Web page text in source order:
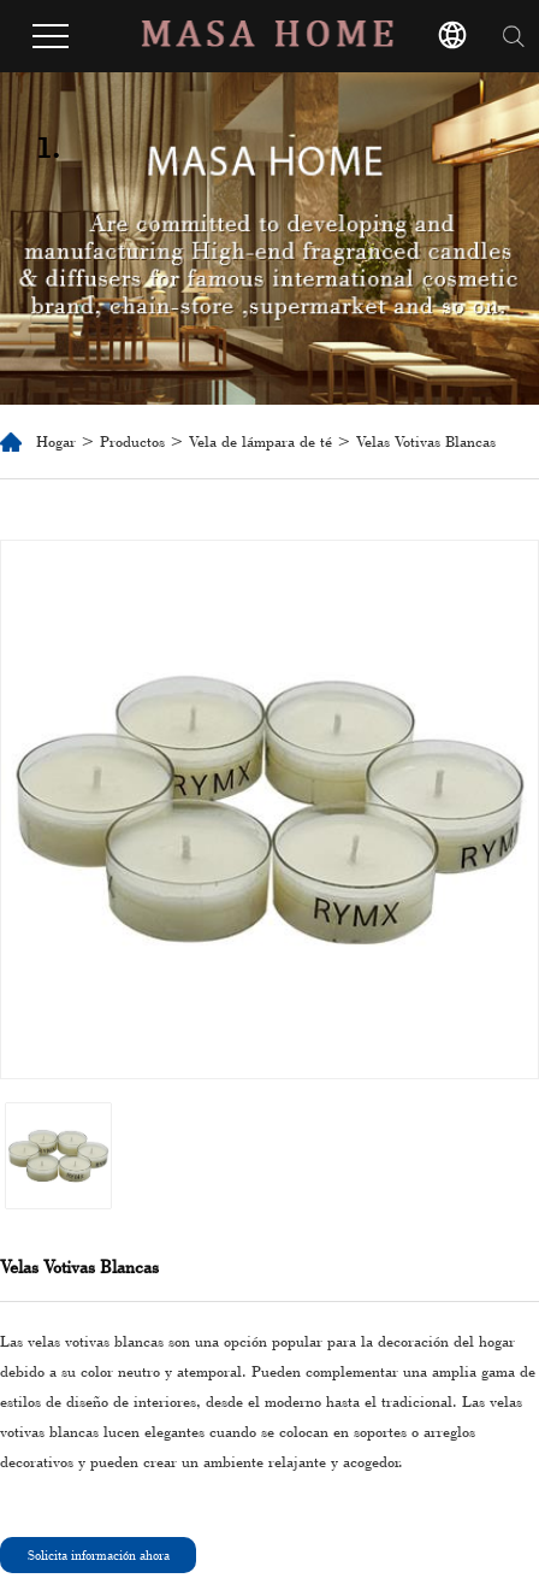
1.
Hogar > Productos > Vela de lámpara de té > Velas Votivas Blancas
Velas Votivas Blancas
Las velas votivas blancas son una opción popular para la decoración del hogar
debido a su color neutro y atemporal. Pueden complementar una amplia gama de
estilos de diseño de interiores, desde el moderno hasta el tradicional. Las velas
votivas blancas lucen elegantes cuando se colocan en soportes o arreglos
decorativos y pueden crear un ambiente relajante y acogedor.
Solicita información ahora